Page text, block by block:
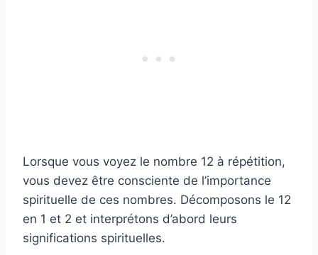
Lorsque vous voyez le nombre 12 à répétition,
vous devez être consciente de l’importance
spirituelle de ces nombres. Décomposons le 12
en 1 et 2 et interprétons d’abord leurs
significations spirituelles.